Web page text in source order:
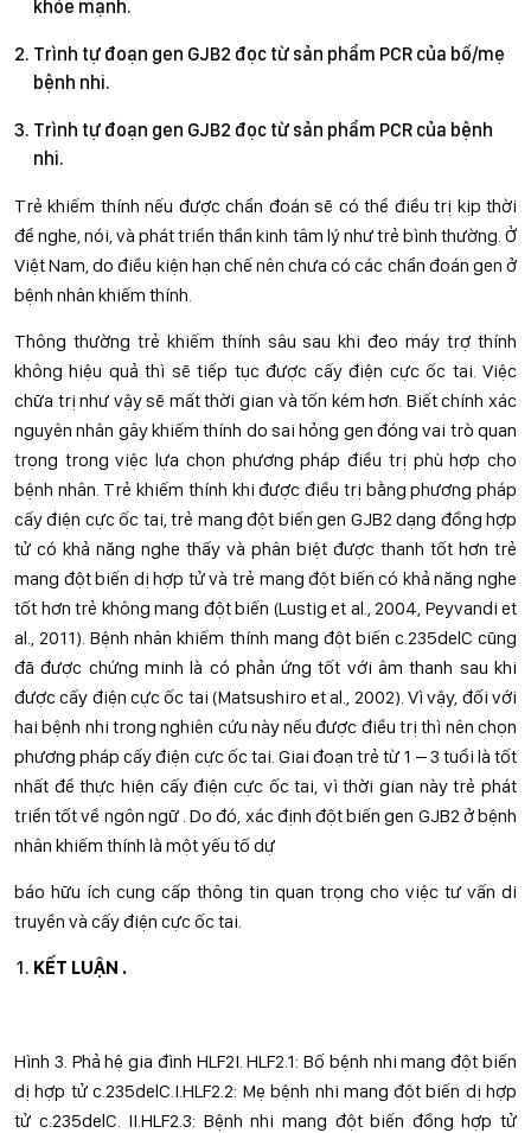
khỏe mạnh.
Trình tự đoạn gen GJB2 đọc từ sản phẩm PCR của bố/mẹ
bệnh nhi.
Trình tự đoạn gen GJB2 đọc từ sản phẩm PCR của bệnh
nhi.
Trẻ khiếm thính nếu được chẩn đoán sẽ có thể điều trị kịp thời
để nghe, nói, và phát triển thần kinh tâm lý như trẻ bình thường. Ở
Việt Nam, do điều kiện hạn chế nên chưa có các chẩn đoán gen ở
bệnh nhân khiếm thính.
Thông thường trẻ khiếm thính sâu sau khi đeo máy trợ thính
không hiệu quả thì sẽ tiếp tục được cấy điện cực ốc tai. Việc
chữa trị như vậy sẽ mất thời gian và tốn kém hơn. Biết chính xác
nguyên nhân gây khiếm thính do sai hỏng gen đóng vai trò quan
trọng trong việc lựa chọn phương pháp điều trị phù hợp cho
bệnh nhân. Trẻ khiếm thính khi được điều trị bằng phương pháp
cấy điện cực ốc tai, trẻ mang đột biến gen GJB2 dạng đồng hợp
tử có khả năng nghe thấy và phân biệt được thanh tốt hơn trẻ
mang đột biến dị hợp tử và trẻ mang đột biến có khả năng nghe
tốt hơn trẻ không mang đột biến (Lustig et al., 2004, Peyvandi et
al., 2011). Bệnh nhân khiếm thính mang đột biến c.235delC cũng
đã được chứng minh là có phản ứng tốt với âm thanh sau khi
được cấy điện cực ốc tai (Matsushiro et al., 2002). Vì vậy, đối với
hai bệnh nhi trong nghiên cứu này nếu được điều trị thì nên chọn
phương pháp cấy điện cực ốc tai. Giai đoạn trẻ từ 1 – 3 tuổi là tốt
nhất để thực hiện cấy điện cực ốc tai, vì thời gian này trẻ phát
triển tốt về ngôn ngữ . Do đó, xác định đột biến gen GJB2 ở bệnh
nhân khiếm thính là một yếu tố dự
báo hữu ích cung cấp thông tin quan trọng cho việc tư vấn di
truyền và cấy điện cực ốc tai.
KẾT LUẬN .
Hình 3. Phả hệ gia đình HLF2I. HLF2.1: Bố bệnh nhi mang đột biến
dị hợp tử c.235delC.I.HLF2.2: Mẹ bệnh nhi mang đột biến dị hợp
tử c.235delC. II.HLF2.3: Bệnh nhi mang đột biến đồng hợp tử